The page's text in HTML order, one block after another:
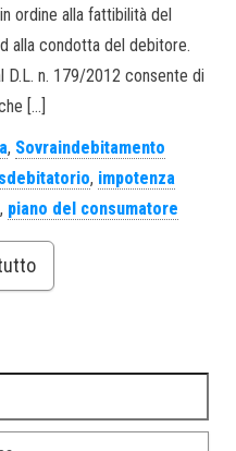
ordine alla fattibilità del
alla condotta del debitore.
D.L. n. 179/2012 consente di
[…]
, Sovraindebitamento
, impotenza
, piano del consumatore